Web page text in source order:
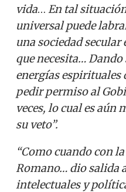
vida… En tal
universal puede
una sociedad secular
que necesita…
energías espirituales
pedir permiso al
veces, lo cual es aún
su veto”.
“Como cuando con
Romano… dio salida
intelectuales y